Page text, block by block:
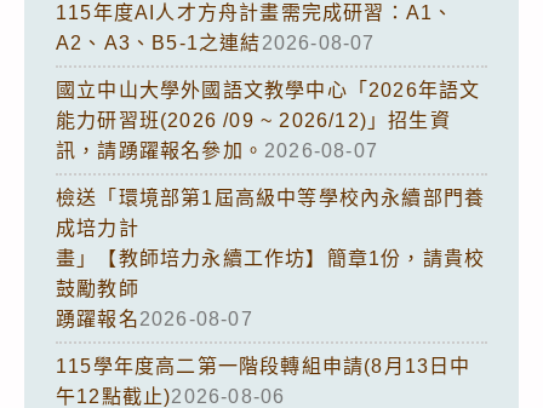
115年度AI人才方舟計畫需完成研習：A1、
A2、A3、B5-1之連結2026-08-07
國立中山大學外國語文教學中心「2026年語文
能力研習班(2026 /09 ~ 2026/12)」招生資
訊，請踴躍報名參加。 2026-08-07
檢送「環境部第1屆高級中等學校內永續部門養
成培力計
畫」【教師培力永續工作坊】簡章1份，請貴校
鼓勵教師
踴躍報名2026-08-07
115學年度高二第一階段轉組申請(8月13日中
午12點截止)2026-08-06